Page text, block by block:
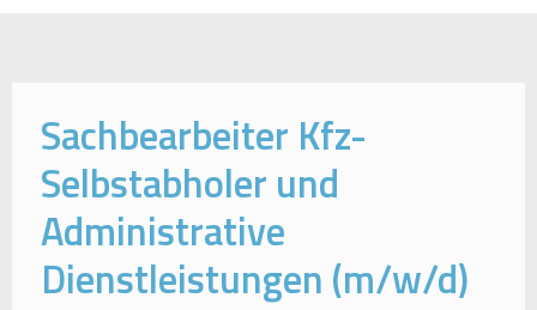
Sachbearbeiter Kfz-
Selbstabholer und
Administrative
Dienstleistungen (m/w/d)